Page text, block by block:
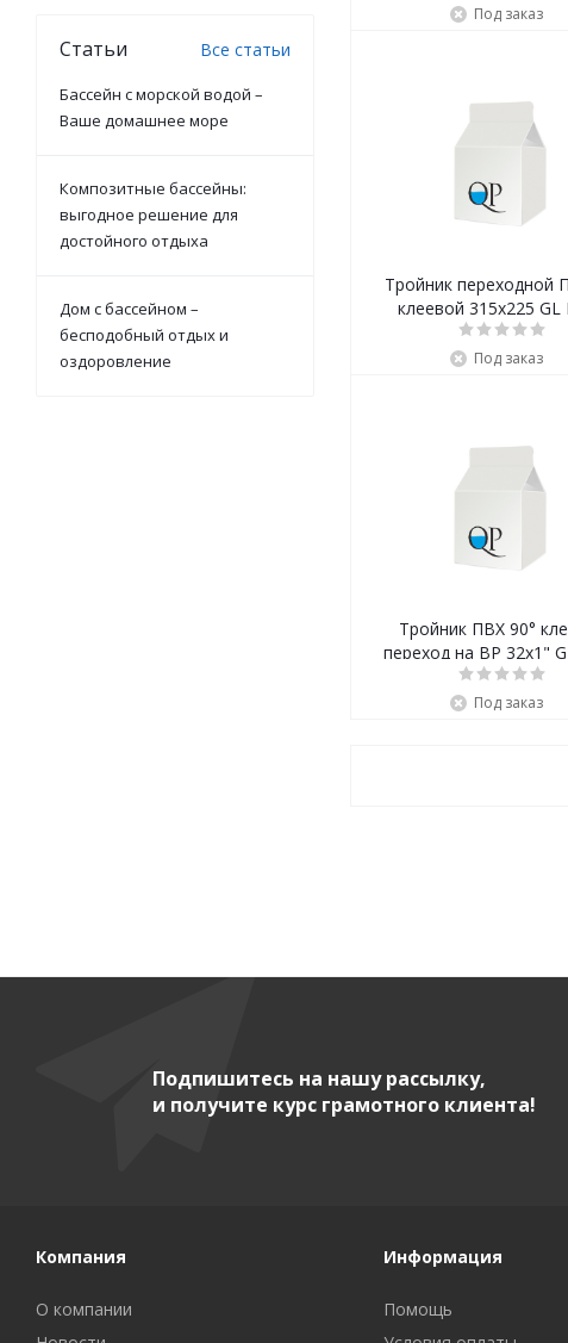
Под заказ
Тройник переходной
клеевой 315x225 GL
Под заказ
Тройник ПВХ 90°
переход на ВР 32x1"
Под заказ
Статьи Все статьи
Бассейн с морской водой –
Ваше домашнее море
Композитные бассейны:
выгодное решение для
достойного отдыха
Дом с бассейном –
бесподобный отдых и
оздоровление
Подпишитесь на нашу рассылку,
и получите курс грамотного клиента!
Компания
О компании
Информация
Помощь